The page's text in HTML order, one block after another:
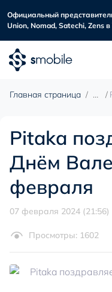
Официальный
Union, Nomad, Satechi, Zens
Главная страница
Pitaka
Днём
февраля
07 февраля 2024 (21:56)
Просмотры: 1602